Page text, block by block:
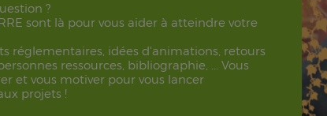
?
sont là pour vous aider à atteindre votre
réglementaires, idées d'animations, retours
ressources, bibliographie, ... Vous
et vous motiver pour vous lancer
projets !